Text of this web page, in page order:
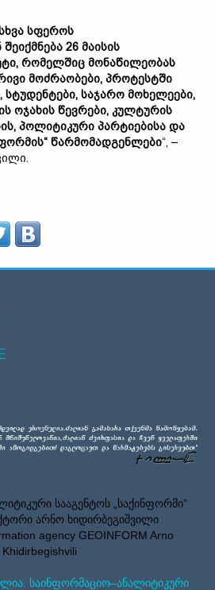
სფეროს
26 მაისის
რომელშიც მონაწილეობას
მოძრაობები, პროტესტში
სტუდენტები, საჯარო მოხელეები,
ოჯახის წევრები, კულტურის
პოლიტიკური პარტიებისა და
წარმომადგენლები“, –
სააგენტოს „საქინფორმი”
არნო ხიდირბეგიშვილი
agency GEOINFORM Arno
Khidirbegishvili
საინფორმაციო–ანალიტიკური